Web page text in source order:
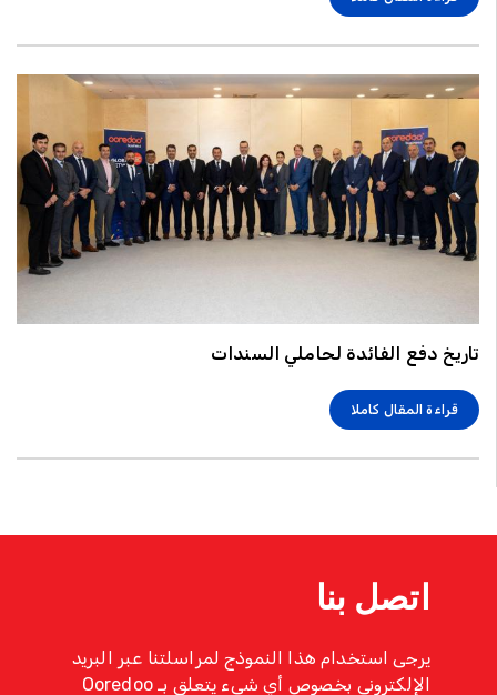
تاريخ دفع الفائدة لحاملي السندات
قراءة المقال كاملا
اتصل بنا
يرجى استخدام هذا النموذج لمراسلتنا عبر البريد
الإلكتروني بخصوص أي شيء يتعلق بـ Ooredoo